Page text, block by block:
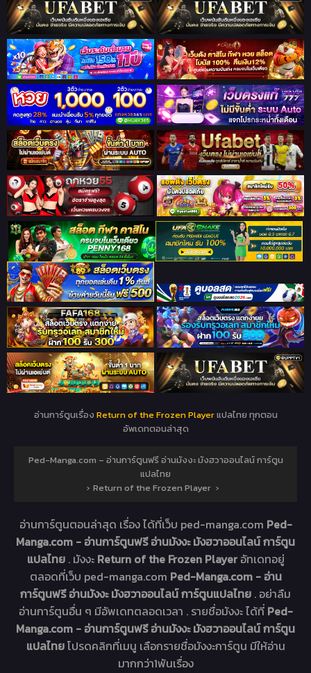
อ่านการ์ตูนเรื่อง Return of the Frozen Playerแปลไทย ทุกตอน
อัพเดทตอนล่าสุด
Ped-Manga.com – อ่านการ์ตูนฟรี อ่านมังงะ มังฮวาออนไลน์ การ์ตูน
แปลไทย
› Return of the Frozen Player ›
อ่านการ์ตูนตอนล่าสุด เรื่องได้ที่เว็บ ped-manga.com Ped-
Manga.com - อ่านการ์ตูนฟรี อ่านมังงะ มังฮวาออนไลน์ การ์ตูน
แปลไทย . มังงะ Return of the Frozen Player อัทเดทอยู่
ตลอดที่เว็บ ped-manga.com Ped-Manga.com - อ่าน
การ์ตูนฟรี อ่านมังงะ มังฮวาออนไลน์ การ์ตูนแปลไทย . อย่าลืม
อ่านการ์ตูนอื่น ๆ มีอัพเดทตลอดเวลา . รายชื่อมังงะ ได้ที่ Ped-
Manga.com - อ่านการ์ตูนฟรี อ่านมังงะ มังฮวาออนไลน์ การ์ตูน
แปลไทยโปรดคลิกที่เมนู เลือกรายชื่อมังงะการ์ตูน มีให้อ่าน
มากกว่า1พันเรื่อง